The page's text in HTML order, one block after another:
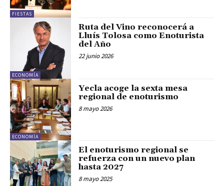
FIESTAS
ECONOMÍA
Ruta del Vino reconocerá a
Lluís Tolosa como Enoturista
del Año
22 junio 2026
ECONOMÍA
Yecla acoge la sexta mesa
regional de enoturismo
8 mayo 2026
El enoturismo regional se
refuerza con un nuevo plan
hasta 2027
8 mayo 2025